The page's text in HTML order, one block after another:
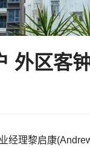
外区客
经理黎启康